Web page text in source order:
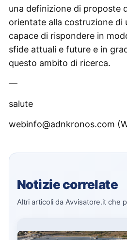
una definizione di proposte
orientate alla costruzione di
capace di rispondere in
sfide attuali e future e in
questo ambito di ricerca.
—
salute
webinfo@adnkronos.com
Notizie correlate
Altri articoli da Avvisatore.it che